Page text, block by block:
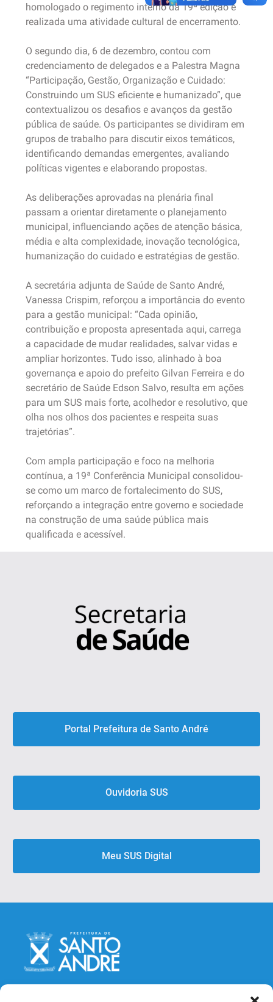
homologado o regimento interno da 19ª edição e
realizada uma atividade cultural de encerramento.
O segundo dia, 6 de dezembro, contou com
credenciamento de delegados e a Palestra Magna
“Participação, Gestão, Organização e Cuidado:
Construindo um SUS eficiente e humanizado”, que
contextualizou os desafios e avanços da gestão
pública de saúde. Os participantes se dividiram em
grupos de trabalho para discutir eixos temáticos,
identificando demandas emergentes, avaliando
políticas vigentes e elaborando propostas.
As deliberações aprovadas na plenária final
passam a orientar diretamente o planejamento
municipal, influenciando ações de atenção básica,
média e alta complexidade, inovação tecnológica,
humanização do cuidado e estratégias de gestão.
A secretária adjunta de Saúde de Santo André,
Vanessa Crispim, reforçou a importância do evento
para a gestão municipal: “Cada opinião,
contribuição e proposta apresentada aqui, carrega
a capacidade de mudar realidades, salvar vidas e
ampliar horizontes. Tudo isso, alinhado à boa
governança e apoio do prefeito Gilvan Ferreira e do
secretário de Saúde Edson Salvo, resulta em ações
para um SUS mais forte, acolhedor e resolutivo, que
olha nos olhos dos pacientes e respeita suas
trajetórias”.
Com ampla participação e foco na melhoria
contínua, a 19ª Conferência Municipal consolidou-
se como um marco de fortalecimento do SUS,
reforçando a integração entre governo e sociedade
na construção de uma saúde pública mais
qualificada e acessível.
Portal Prefeitura de Santo André
Ouvidoria SUS
Meu SUS Digital